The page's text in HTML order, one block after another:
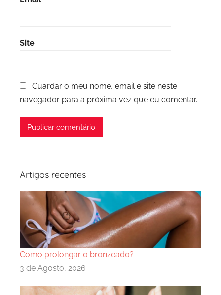
Site
Guardar o meu nome, email e site neste
navegador para a próxima vez que eu comentar.
Artigos recentes
Como prolongar o bronzeado?
3 de Agosto, 2026